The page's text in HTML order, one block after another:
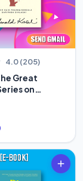
4.0 (205)
Great
on